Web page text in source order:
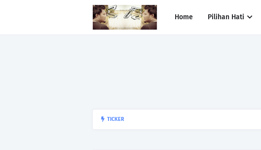
Home Pilihan Hati
TICKER